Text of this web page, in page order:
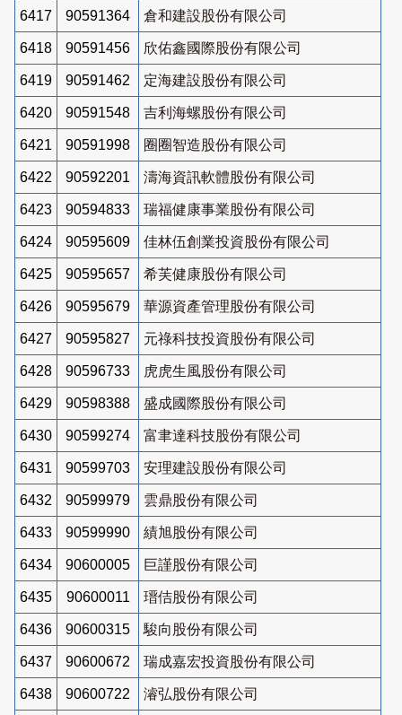
6417 90591364 倉和建設股份有限公司
6418 90591456 欣佑鑫國際股份有限公司
6419 90591462 定海建設股份有限公司
6420 90591548 吉利海螺股份有限公司
6421 90591998 圈圈智造股份有限公司
6422 90592201 濤海資訊軟體股份有限公司
6423 90594833 瑞福健康事業股份有限公司
6424 90595609 佳林伍創業投資股份有限公司
6425 90595657 希芙健康股份有限公司
6426 90595679 華源資產管理股份有限公司
6427 90595827 元祿科技投資股份有限公司
6428 90596733 虎虎生風股份有限公司
6429 90598388 盛成國際股份有限公司
6430 90599274 富聿達科技股份有限公司
6431 90599703 安理建設股份有限公司
6432 90599979 雲鼎股份有限公司
6433 90599990 績旭股份有限公司
6434 90600005 巨謹股份有限公司
6435 90600011 瑨佶股份有限公司
6436 90600315 駿向股份有限公司
6437 90600672 瑞成嘉宏投資股份有限公司
6438 90600722 濬弘股份有限公司